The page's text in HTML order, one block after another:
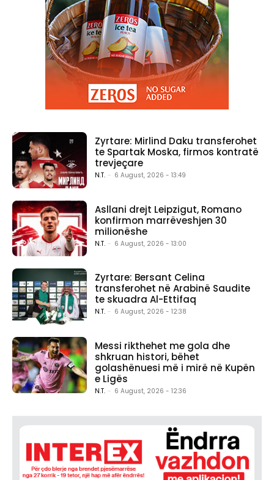
Zyrtare: Mirlind Daku transferohet
te Spartak Moska, firmos kontratë
trevjeçare
N.T. - 6 August, 2026 - 13:49
Asllani drejt Leipzigut, Romano
konfirmon marrëveshjen 30
milionëshe
N.T. - 6 August, 2026 - 13:00
Zyrtare: Bersant Celina
transferohet në Arabinë Saudite
te skuadra Al-Ettifaq
N.T. - 6 August, 2026 - 12:38
Messi rikthehet me gola dhe
shkruan histori, bëhet
golashënuesi më i mirë në Kupën
e Ligës
N.T. - 6 August, 2026 - 12:36